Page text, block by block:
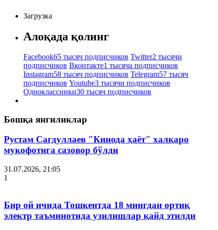
Загрузка
Алоқада қолинг
Facebook65 тысяч подписчиков Twitter2 тысячи
подписчиков Вконтакте1 тысяча подписчиков
Instagram58 тысяч подписчиков Telegram57 тысяч
подписчиков Youtube3 тысячи подписчиков
Одноклассники30 тысяч подписчиков
Бошқа янгиликлар
Рустам Сагдуллаев "Кинода ҳаёт" халқаро
мукофотига сазовор бўлди
31.07.2026, 21:05
1
Бир ой ичида Тошкентда 18 мингдан ортиқ
электр таъминотида узилишлар қайд этилди